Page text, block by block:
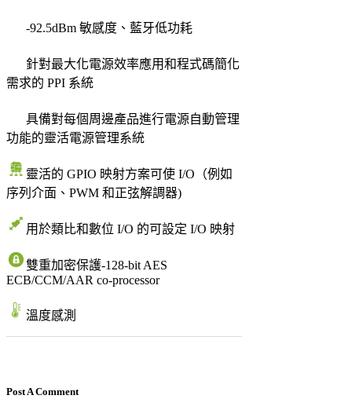
-92.5dBm 敏感度、藍牙低功耗
針對最大化電源效率應用和程式碼簡化
需求的 PPI 系統
具備對每個周邊產品進行電源自動管理
功能的靈活電源管理系統
靈活的 GPIO 映射方案可使 I/O（例如
序列介面、PWM 和正弦解調器)
用於類比和數位 I/O 的可設定 I/O 映射
雙重加密保護-128-bit AES
ECB/CCM/AAR co-processor
溫度感測
Post A Comment